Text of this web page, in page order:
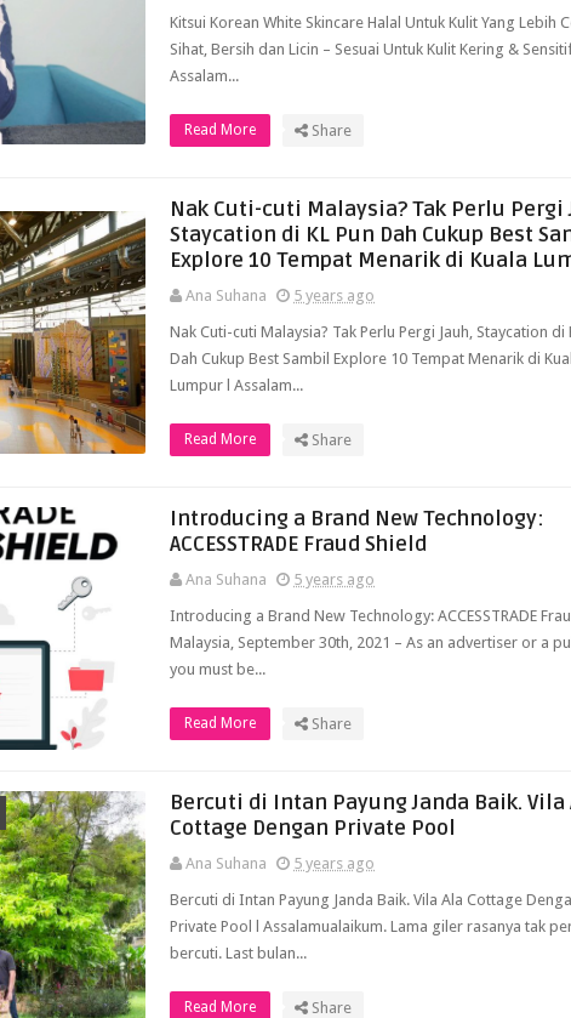
Kitsui Korean White Skincare Halal Untuk Kulit Yang Lebih
Sihat, Bersih dan Licin – Sesuai Untuk Kulit Kering &
Assalam...
Read More Share
Nak Cuti-cuti Malaysia? Tak Perlu Pergi
Staycation di KL Pun Dah Cukup Best
Explore 10 Tempat Menarik di Kuala
Ana Suhana
5 years ago
Nak Cuti-cuti Malaysia? Tak Perlu Pergi Jauh, Staycation di
Dah Cukup Best Sambil Explore 10 Tempat Menarik di
Lumpur l Assalam...
Read More Share
Introducing a Brand New Technology:
ACCESSTRADE Fraud Shield
Ana Suhana
5 years ago
Introducing a Brand New Technology: ACCESSTRADE
Malaysia, September 30th, 2021 – As an advertiser or a
you must be...
Read More Share
Bercuti di Intan Payung Janda Baik. Vila
Cottage Dengan Private Pool
Ana Suhana
5 years ago
Bercuti di Intan Payung Janda Baik. Vila Ala Cottage
Private Pool l Assalamualaikum. Lama giler rasanya tak
bercuti. Last bulan...
Read More Share